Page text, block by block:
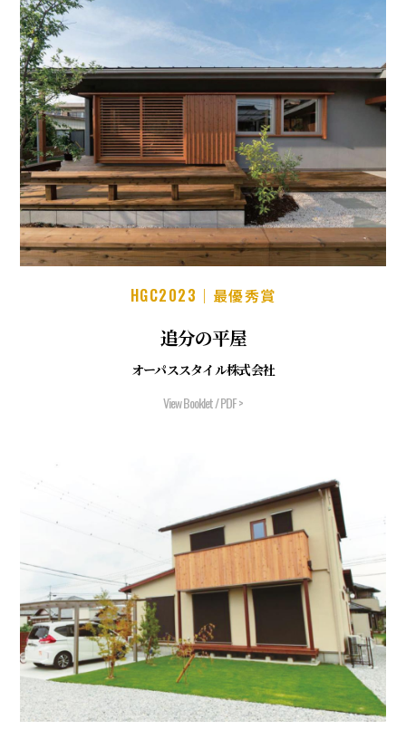
HGC2023 ｜最優秀賞
追分の平屋
オーパススタイル株式会社
View Booklet / PDF >